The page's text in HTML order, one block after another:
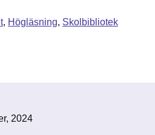
Högläsning Skolbibliotek
2024